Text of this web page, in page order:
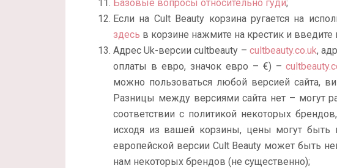
Базовые вопросы относительно гуди;
Если на Cult Beauty корзина ругается на
здесь в корзине нажмите на крестик и
Адрес Uk-версии cultbeauty – cultbeauty.co.uk,
оплаты в евро, значок евро – €) –
можно пользоваться любой версией сайта,
Разницы между версиями сайта нет – могут
соответствии с политикой некоторых
исходя из вашей корзины, цены могут
европейской версии Cult Beauty может быть
нам некоторых брендов (не существенно);